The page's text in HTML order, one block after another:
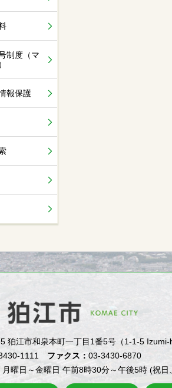
制度（マ
報保護
狛江市和泉本町一丁目1番5号（1-1-5
1111 ファクス：03-3430-6870
月曜日～金曜日 午前8時30分～午後5時 (祝日